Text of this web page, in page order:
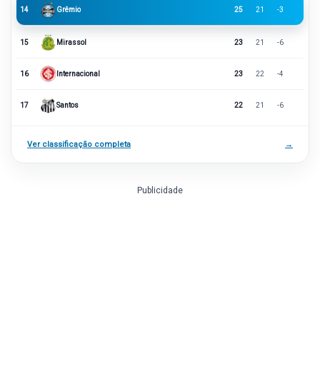
14 Grêmio 25 21 -3
15 Mirassol 23 21 -6
16 Internacional 23 22 -4
17 Santos 22 21 -6
Ver classificação completa →
Publicidade